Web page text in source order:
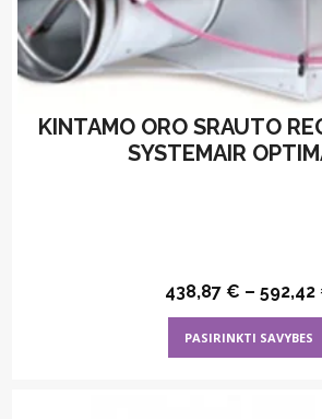
KINTAMO ORO SRAUTO
SYSTEMAIR
438,87 € – 592,42
PASIRINKTI SAVYBES